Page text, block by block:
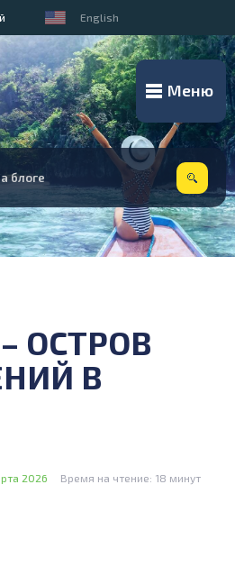
English
Меню
ОСТРОВ
В
2026 Время на чтение: 18 минут